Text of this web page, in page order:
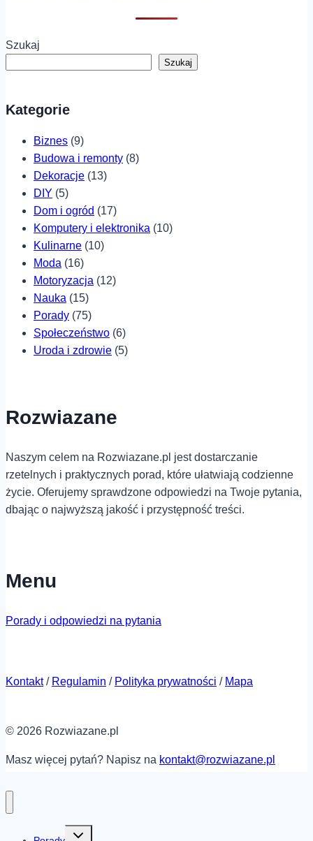
Szukaj
Szukaj
Kategorie
Biznes (9)
Budowa i remonty (8)
Dekoracje (13)
DIY (5)
Dom i ogród (17)
Komputery i elektronika (10)
Kulinarne (10)
Moda (16)
Motoryzacja (12)
Nauka (15)
Porady (75)
Społeczeństwo (6)
Uroda i zdrowie (5)
Rozwiazane
Naszym celem na Rozwiazane.pl jest dostarczanie
rzetelnych i praktycznych porad, które ułatwiają codzienne
życie. Oferujemy sprawdzone odpowiedzi na Twoje pytania,
dbając o najwyższą jakość i przystępność treści.
Menu
Porady i odpowiedzi na pytania
Kontakt/ Regulamin / Polityka prywatności / Mapa
© 2026 Rozwiazane.pl
Masz więcej pytań? Napisz na kontakt@rozwiazane.pl
Przełącz